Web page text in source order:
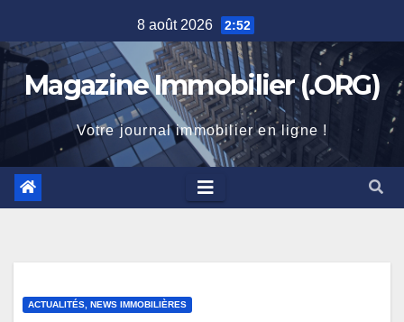
to
content
8 août 2026 2:52
Magazine Immobilier (.ORG)
Votre journal immobilier en ligne !
ACTUALITÉS, NEWS IMMOBILIÈRES